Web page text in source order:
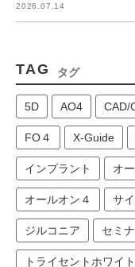
2026.07.14
TAG タグ
5D AO4 CAD/
FO４ X-Guide
インプラント オ
オールオン４ サ
ジルコニア セミ
トライセントホワイ